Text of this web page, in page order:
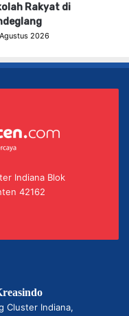
Rakyat di
2026
Indiana Blok
42162
Cluster Indiana,